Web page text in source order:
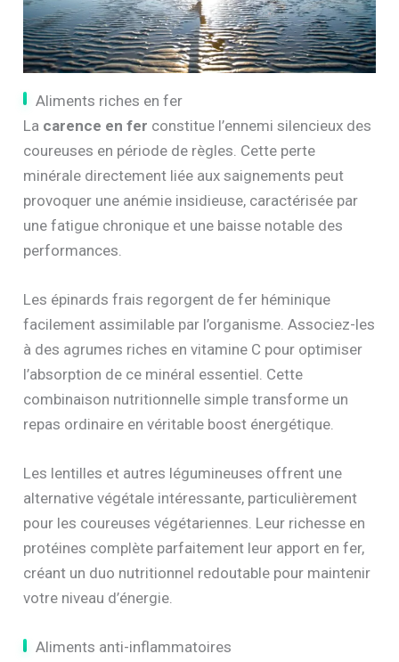
Aliments riches en fer
La carence en fer constitue l’ennemi silencieux des
coureuses en période de règles. Cette perte
minérale directement liée aux saignements peut
provoquer une anémie insidieuse, caractérisée par
une fatigue chronique et une baisse notable des
performances.
Les épinards frais regorgent de fer héminique
facilement assimilable par l’organisme. Associez-les
à des agrumes riches en vitamine C pour optimiser
l’absorption de ce minéral essentiel. Cette
combinaison nutritionnelle simple transforme un
repas ordinaire en véritable boost énergétique.
Les lentilles et autres légumineuses offrent une
alternative végétale intéressante, particulièrement
pour les coureuses végétariennes. Leur richesse en
protéines complète parfaitement leur apport en fer,
créant un duo nutritionnel redoutable pour maintenir
votre niveau d’énergie.
Aliments anti-inflammatoires